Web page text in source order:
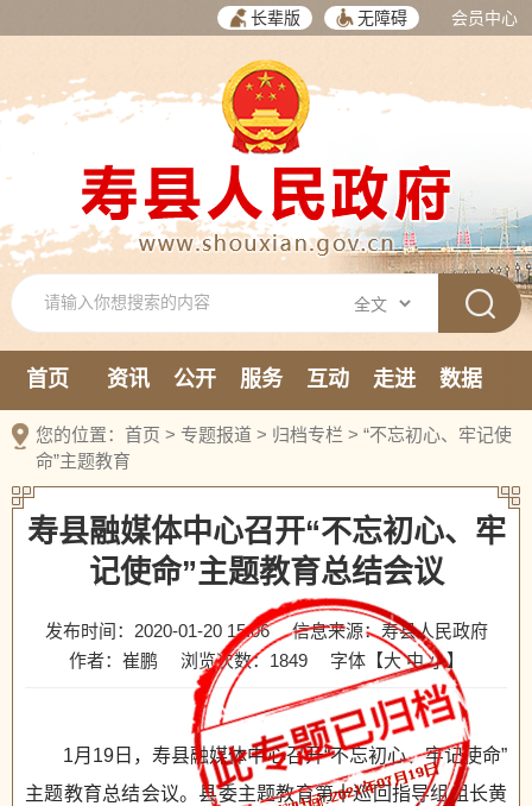
长辈版 无障碍 会员中心
首页 资讯 公开 服务 互动 走进
数据
新媒体
您的位置： 首页 > 专题报道 > 归档专栏 > “不忘初心、牢记使
命”主题教育
寿县融媒体中心召开“不忘初心、牢
记使命”主题教育总结会议
发布时间：2020-01-20 15:06
信息来源：寿县人民政府
作者：崔鹏
浏览次数： 1849 字体【大 中 小】
1月19日，寿县融媒体中心召开“不忘初心、牢记使命”
主题教育总结会议。县委主题教育第十巡回指导组组长黄